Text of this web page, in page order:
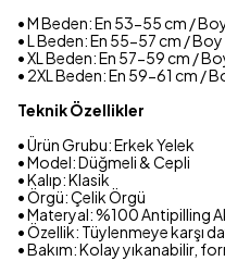
• M Beden: En 53-55 cm /
• L Beden: En 55-57 cm /
• XL Beden: En 57-59 cm /
• 2XL Beden: En 59-61 cm /
Teknik Özellikler
• Ürün Grubu: Erkek Yelek
• Model: Düğmeli & Cepli
• Kalıp: Klasik
• Örgü: Çelik Örgü
• Materyal: %100 Antipilling
• Özellik: Tüylenmeye karşı
• Bakım: Kolay yıkanabilir,